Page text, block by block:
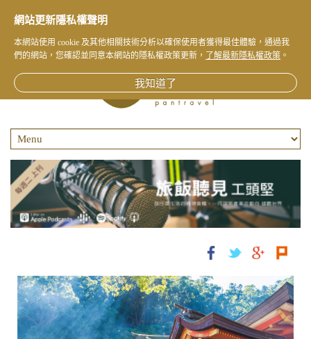
網站更新隱私權聲明
本網站使用 cookie 及其他相關技術分析以確保使用者獲得最佳體驗，通過我
們的網站，您確認並同意本網站的隱私權政策更新，
了解最新隱私權政策 。
我知道了